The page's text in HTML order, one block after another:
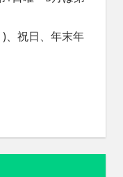
、祝日、年末年